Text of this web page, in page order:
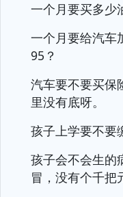
一个月要买多少
一个月要给汽车
95？
汽车要不要买保
里没有底呀。
孩子上学要不要
孩子会不会生的
冒，没有个千把